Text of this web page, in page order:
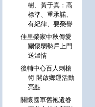
樹、黃于真：高
標準、重承諾、
有紀律、要榮譽
佳里榮家中秋傳愛
關懷弱勢戶上門
送溫情
後輔中心百人刺槍
術 開啟鄉運活動
亮點
關懷國軍舊袍遺眷